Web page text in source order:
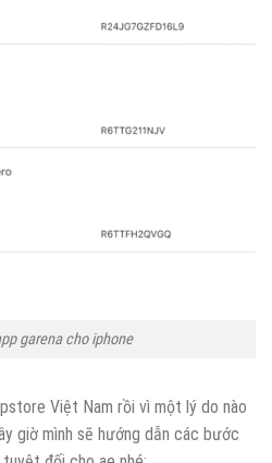
garena cho iphone
Việt Nam rồi vì một lý do nào
giờ mình sẽ hướng dẫn các bước